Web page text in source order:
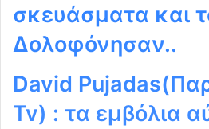
σκευάσματα και
Δολοφόνησαν..
David
Tv) : τα εμβόλια